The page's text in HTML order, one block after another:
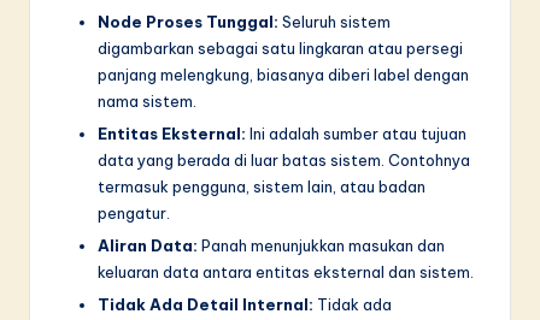
Node Proses Tunggal: Seluruh sistem
digambarkan sebagai satu lingkaran atau persegi
panjang melengkung, biasanya diberi label dengan
nama sistem.
Entitas Eksternal: Ini adalah sumber atau tujuan
data yang berada di luar batas sistem. Contohnya
termasuk pengguna, sistem lain, atau badan
pengatur.
Aliran Data: Panah menunjukkan masukan dan
keluaran data antara entitas eksternal dan sistem.
Tidak Ada Detail Internal: Tidak ada